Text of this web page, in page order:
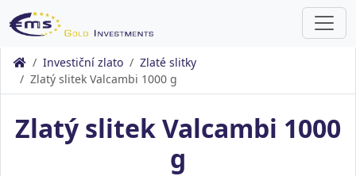
Investiční zlato
Zlaté slitky
Zlatý slitek Valcambi 1000 g
Zlatý slitek Valcambi 1000
g